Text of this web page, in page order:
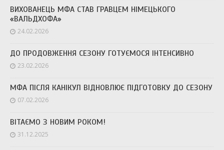
ВИХОВАНЕЦЬ МФА СТАВ ГРАВЦЕМ НІМЕЦЬКОГО
«ВАЛЬДХОФА»
24.02.2026
ДО ПРОДОВЖЕННЯ СЕЗОНУ ГОТУЄМОСЯ ІНТЕНСИВНО
23.02.2026
МФА ПІСЛЯ КАНІКУЛ ВІДНОВЛЮЄ ПІДГОТОВКУ ДО СЕЗОНУ
07.02.2026
ВІТАЄМО З НОВИМ РОКОМ!
31.12.2025